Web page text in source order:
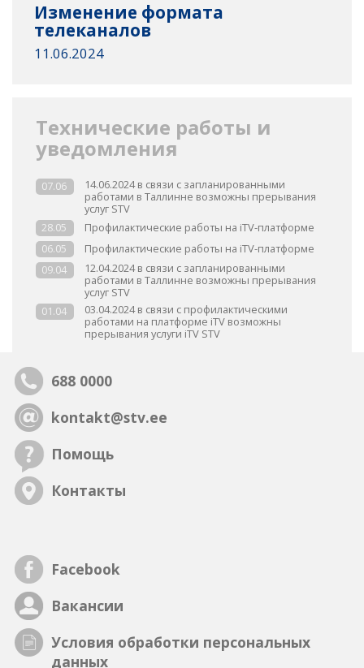
Изменение формата
телеканалов
11.06.2024
Технические работы и
уведомления
07.06
14.06.2024 в связи с запланированными
работами в Таллинне возможны прерывания
услуг STV
28.05
Профилактические работы на iTV-платформе
06.05
Профилактические работы на iTV-платформе
09.04
12.04.2024 в связи с запланированными
работами в Таллинне возможны прерывания
услуг STV
01.04
03.04.2024 в связи с профилактическими
работами на платформе iTV возможны
прерывания услуги iTV STV
688 0000
kontakt@stv.ee
Помощь
Контакты
Facebook
Вакансии
Условия обработки персональных
данных